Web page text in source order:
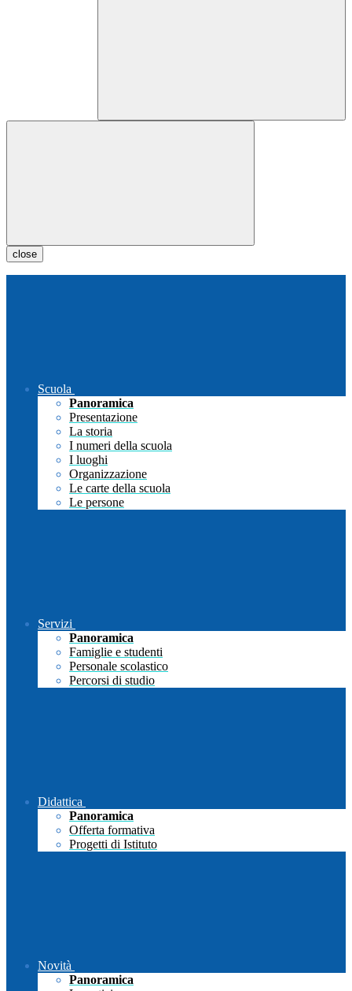
close
Scuola
Panoramica
Presentazione
La storia
I numeri della scuola
I luoghi
Organizzazione
Le carte della scuola
Le persone
Servizi
Panoramica
Famiglie e studenti
Personale scolastico
Percorsi di studio
Didattica
Panoramica
Offerta formativa
Progetti di Istituto
Novità
Panoramica